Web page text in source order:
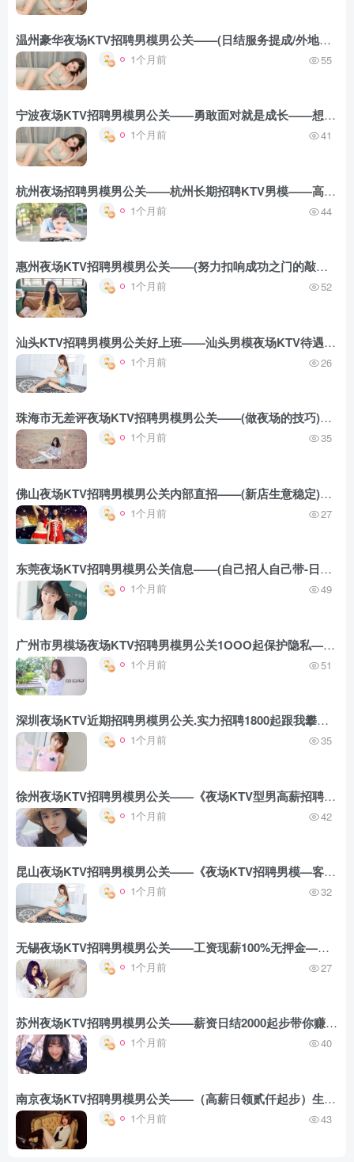
温州豪华夜场KTV招聘男模男公关——(日结服务提成/外地报销路费)乐观面对一切有可能发生的阻碍
1个月前 55
宁波夜场KTV招聘男模男公关——勇敢面对就是成长——想象力大发挥空间充裕
1个月前 41
杭州夜场招聘男模男公关——杭州长期招聘KTV男模——高端素场15-20场机遇不要错过
1个月前 44
惠州夜场KTV招聘男模男公关——(努力扣响成功之门的敲门砖)通向成功之路并非一帆风顺
1个月前 52
汕头KTV招聘男模男公关好上班——汕头男模夜场KTV待遇惊喜不断——勇于承担责任成为更好的自己
1个月前 26
珠海市无差评夜场KTV招聘男模男公关——(做夜场的技巧)付出总会有回报只是时间问题
1个月前 35
佛山夜场KTV招聘男模男公关内部直招——(新店生意稳定)自招自带——新人免台票优先试房
1个月前 27
东莞夜场KTV招聘男模男公关信息——(自己招人自己带-日结1500高端夜场KTV男模招聘)
1个月前 49
广州市男模场夜场KTV招聘男模男公关1OOO起保护隐私——《每天保底补贴》新人容错率充足
1个月前 51
深圳夜场KTV近期招聘男模男公关.实力招聘1800起跟我攀高而上.本人亲带外地报销车费
1个月前 35
徐州夜场KTV招聘男模男公关——《夜场KTV型男高薪招聘》店长承诺日结算不拖欠无押金
1个月前 42
昆山夜场KTV招聘男模男公关——《夜场KTV招聘男模—客源多》在线直招无押金
1个月前 32
无锡夜场KTV招聘男模男公关——工资现薪100%无押金——实现捞金梦想就在眼前
1个月前 27
苏州夜场KTV招聘男模男公关——薪资日结2000起步带你赚钱衣锦还乡——奋斗是通往辉煌的必经之路
1个月前 40
南京夜场KTV招聘男模男公关——（高薪日领贰仟起步）生活在新高度——可短期——奋斗成就人生
1个月前 43